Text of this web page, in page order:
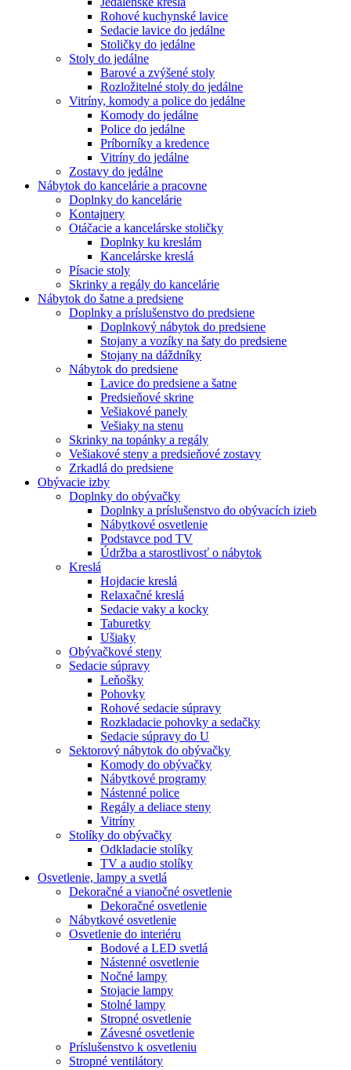
Rohové kuchynské lavice
Sedacie lavice do jedálne
Stoličky do jedálne
Stoly do jedálne
Barové a zvýšené stoly
Rozložitelné stoly do jedálne
Vitríny, komody a police do jedálne
Komody do jedálne
Police do jedálne
Príborníky a kredence
Vitríny do jedálne
Zostavy do jedálne
Nábytok do kancelárie a pracovne
Doplnky do kancelárie
Kontajnery
Otáčacie a kancelárske stoličky
Doplnky ku kreslám
Kancelárske kreslá
Písacie stoly
Skrinky a regály do kancelárie
Nábytok do šatne a predsiene
Doplnky a príslušenstvo do predsiene
Doplnkový nábytok do predsiene
Stojany a vozíky na šaty do predsiene
Stojany na dáždníky
Nábytok do predsiene
Lavice do predsiene a šatne
Predsieňové skrine
Vešiakové panely
Vešiaky na stenu
Skrinky na topánky a regály
Vešiakové steny a predsieňové zostavy
Zrkadlá do predsiene
Obývacie izby
Doplnky do obývačky
Doplnky a príslušenstvo do obývacích izieb
Nábytkové osvetlenie
Podstavce pod TV
Údržba a starostlivosť o nábytok
Kreslá
Hojdacie kreslá
Relaxačné kreslá
Sedacie vaky a kocky
Taburetky
Ušiaky
Obývačkové steny
Sedacie súpravy
Leňošky
Pohovky
Rohové sedacie súpravy
Rozkladacie pohovky a sedačky
Sedacie súpravy do U
Sektorový nábytok do obývačky
Komody do obývačky
Nábytkové programy
Nástenné police
Regály a deliace steny
Vitríny
Stolíky do obývačky
Odkladacie stolíky
TV a audio stolíky
Osvetlenie, lampy a svetlá
Dekoračné a vianočné osvetlenie
Dekoračné osvetlenie
Nábytkové osvetlenie
Osvetlenie do interiéru
Bodové a LED svetlá
Nástenné osvetlenie
Nočné lampy
Stojacie lampy
Stolné lampy
Stropné osvetlenie
Závesné osvetlenie
Príslušenstvo k osvetleniu
Stropné ventilátory